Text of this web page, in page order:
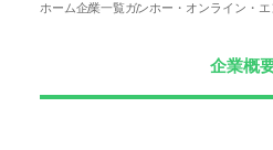
ホーム企業一覧ガンホー・オンライン・
企業概